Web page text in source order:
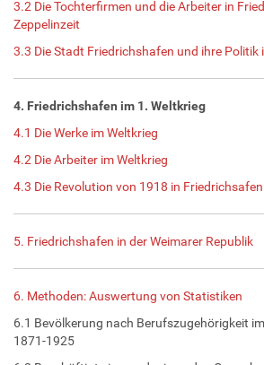
3.2 Die Tochterfirmen und die Arbeiter in
Zeppelinzeit
3.3 Die Stadt Friedrichshafen und ihre Politik
4. Friedrichshafen im 1. Weltkrieg
4.1 Die Werke im Weltkrieg
4.2 Die Arbeiter im Weltkrieg
4.3 Die Revolution von 1918 in Friedrichsafen
5. Friedrichshafen in der Weimarer Republik
6. Methoden: Auswertung von Statistiken
6.1 Bevölkerung nach Berufszugehörigkeit
1871-1925